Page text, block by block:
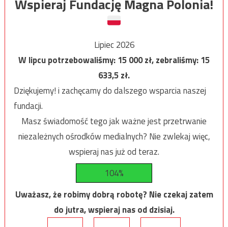
Wspieraj Fundację Magna Polonia!
Lipiec 2026
W lipcu potrzebowaliśmy:15 000zł, zebraliśmy:15
633,5zł.
Dziękujemy! i zachęcamy do dalszego wsparcia naszej
fundacji.
Masz świadomość tego jak ważne jest przetrwanie
niezależnych ośrodków medialnych? Nie zwlekaj więc,
wspieraj nas już od teraz.
104%
Uważasz, że robimy dobrą robotę? Nie czekaj zatem
do jutra, wspieraj nas od dzisiaj.